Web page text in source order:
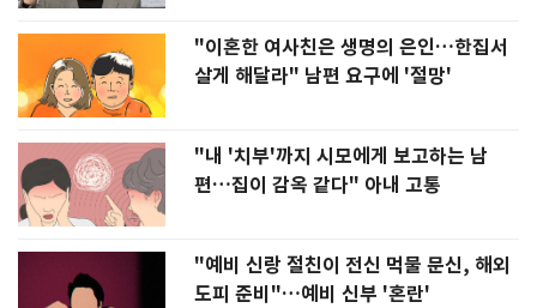
"이혼한 여사친은 생명의 은인…한집서
살게 해달라" 남편 요구에 '절망'
"내 '치부'까지 시모에게 보고하는 남
편…집이 감옥 같다" 아내 고통
"예비 신랑 절친이 전신 먹물 문신, 해외
도피 준비"…예비 신부 '혼란'